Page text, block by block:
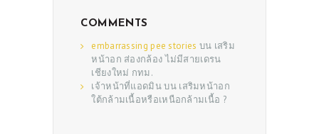
COMMENTS
embarrassing pee stories บน เสริม
หน้าอก ส่องกล้อง ไม่มีสายเดรน
เชียงใหม่ กทม.
เจ้าหน้าที่แอดมินบน เสริมหน้าอก
ใต้กล้ามเนื้อหรือเหนือกล้ามเนื้อ ?